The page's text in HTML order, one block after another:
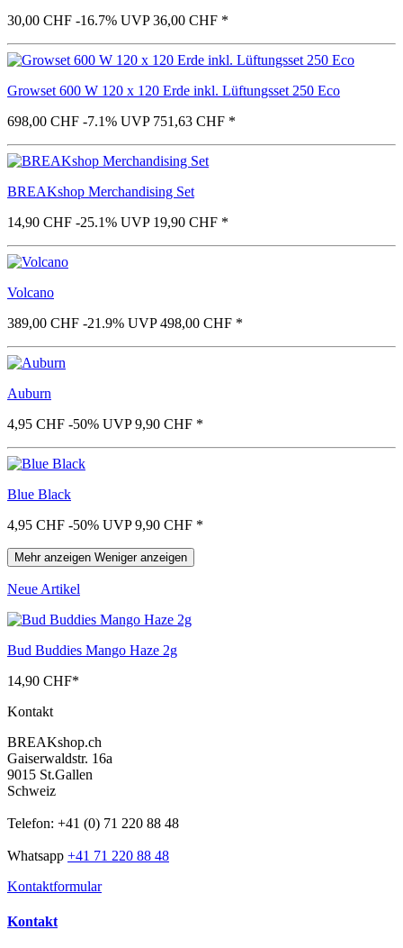
30,00 CHF -16.7% UVP 36,00 CHF *
Growset 600 W 120 x 120 Erde inkl. Lüftungsset 250 Eco
698,00 CHF -7.1% UVP 751,63 CHF *
BREAKshop Merchandising Set
14,90 CHF -25.1% UVP 19,90 CHF *
Volcano
389,00 CHF -21.9% UVP 498,00 CHF *
Auburn
4,95 CHF -50% UVP 9,90 CHF *
Blue Black
4,95 CHF -50% UVP 9,90 CHF *
Mehr anzeigen Weniger anzeigen
Neue Artikel
Bud Buddies Mango Haze 2g
14,90 CHF*
Kontakt
BREAKshop.ch
Gaiserwaldstr. 16a
9015 St.Gallen
Schweiz
Telefon: +41 (0) 71 220 88 48
Whatsapp +41 71 220 88 48
Kontaktformular
Kontakt